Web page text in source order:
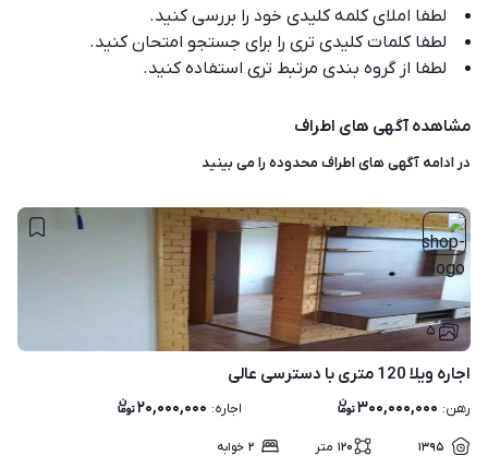
لطفا املای کلمه کلیدی خود را بررسی کنید.
لطفا کلمات کلیدی تری را برای جستجو امتحان کنید.
لطفا از گروه بندی مرتبط تری استفاده کنید.
مشاهده آگهی های اطراف
در ادامه آگهی هایاطراف محدودهرا می بینید
۵
اجاره ویلا 120 متری با دسترسی عالی
رهن: ۳۰۰,۰۰۰,۰۰۰ اجاره: ۲۰,۰۰۰,۰۰۰
۱۳۹۵ ۱۲۰ متر ۲ خوابه